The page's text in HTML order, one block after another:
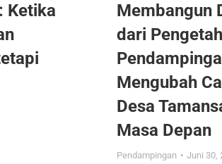
Ketika
Membangun
dari
Mengubah
Desa
Masa Depan
Pendampingan Juni 30,